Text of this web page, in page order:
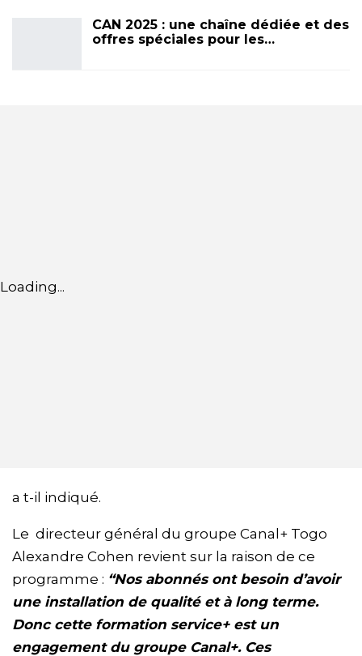
CAN 2025 : une chaîne dédiée et des
offres spéciales pour les…
Loading...
a t-il indiqué.
Le directeur général du groupe Canal+ Togo
Alexandre Cohen revient sur la raison de ce
programme : “Nos abonnés ont besoin d’avoir
une installation de qualité et à long terme.
Donc cette formation service+ est un
engagement du groupe Canal+. Ces